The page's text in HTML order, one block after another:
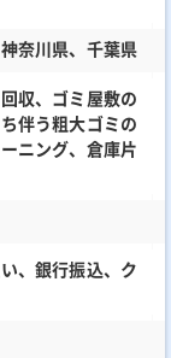
奈川県、千葉県
収、ゴミ屋敷の
伴う粗大ゴミの
ニング、倉庫片
、銀行振込、ク